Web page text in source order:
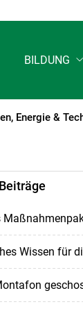
BILDUNG
Energie &
Wissen für